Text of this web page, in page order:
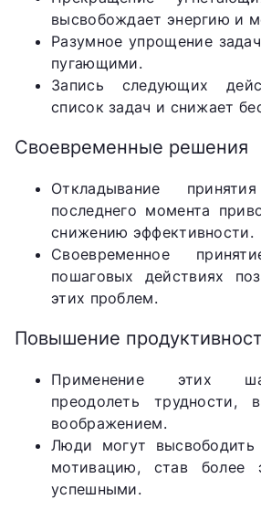
высвобождает энергию и
Разумное упрощение
пугающими.
Запись следующих
список задач и снижает
Своевременные решения
Откладывание
последнего момента
снижению эффективности.
Своевременное
пошаговых действиях
этих проблем.
Повышение
Применение этих
преодолеть трудности,
воображением.
Люди могут
мотивацию, став более
успешными.